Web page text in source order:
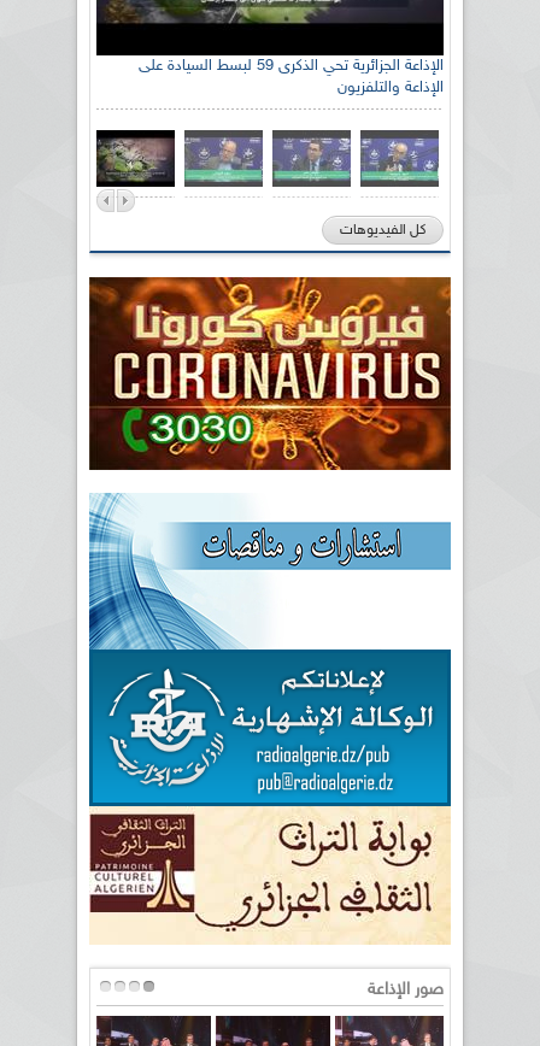
الإذاعة الجزائرية تحي الذكرى 59 لبسط السيادة على
الإذاعة والتلفزيون
كل الفيديوهات
صور الإذاعة